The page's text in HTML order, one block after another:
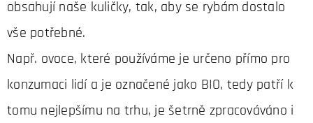
obsahují naše kuličky, tak, aby se rybám dostalo
vše potřebné.
Např. ovoce, které používáme je určeno přímo pro
konzumaci lidí a je označené jako BIO, tedy patří k
tomu nejlepšímu na trhu, je šetrně zpracováváno i